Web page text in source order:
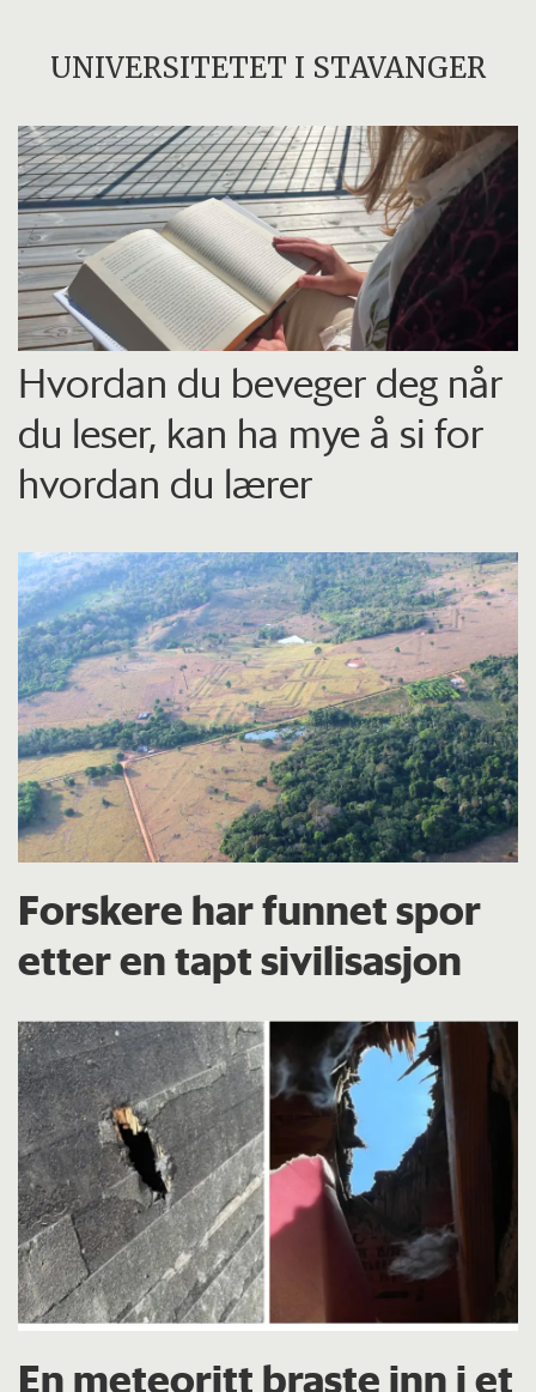
UNIVERSITETET I STAVANGER
Hvordan du beveger deg når
du leser, kan ha mye å si for
hvordan du lærer
Forskere har funnet spor
etter en tapt sivilisasjon
En meteoritt braste inn i et